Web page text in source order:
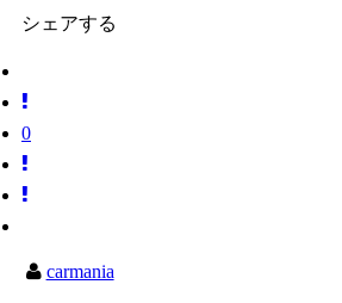
シェアする
0
carmania